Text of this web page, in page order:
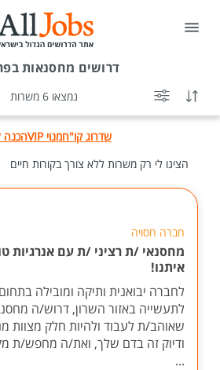
דרושים מחסנאות
נמצאו 6 משרות
שדרוג קו"חמנוי VIP
הכנה
הציגו לי רק משרות ללא צורך בקורות חיים
חברה חסויה
מחסנאי /ת רציני /ת עם אנרגיות
איתנו!
לחברה יבואנית ותיקה ומובילה
לתעשייה באזור השרון, דרוש/ה
שאוהב/ת לעבוד ולהיות חלק
ודיוק זה בדם שלך, ואת/ה מחפש/ת
...